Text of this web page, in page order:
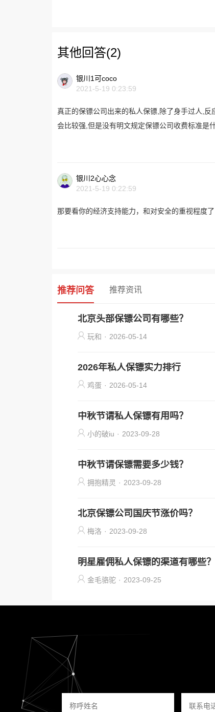
其他回答(2)
银川1可coco
2021-5-19 0:23:59
真正的保镖公司出来的私人保镖,除了身手过人,
会比较强,但是没有明文规定保镖公司收费标准是
银川2心心念
2021-5-19 0:22:59
那要看你的经济支持能力，和对安全的重视程度
推荐问答 推荐资讯
北京头部保镖公司有哪些？
玩和 · 2026-05-14
2026年私人保镖实力排行
鸡蛋 · 2026-05-14
中秋节请私人保镖有用吗？
小的破iu · 2023-09-28
中秋节请保镖需要多少钱？
拥抱精灵 · 2023-09-28
北京保镖公司国庆节涨价吗？
梅洛 · 2023-09-28
明星雇佣私人保镖的渠道有哪些？
金毛骆驼 · 2023-09-25